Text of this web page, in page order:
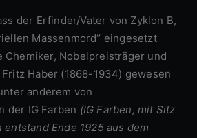
Massenmord“ eingesetzt
Chemiker, Nobelpreisträger und
Haber (1868-1934) gewesen
anderem von
der IG Farben (IG Farben, mit Sitz
Ende 1925 aus dem